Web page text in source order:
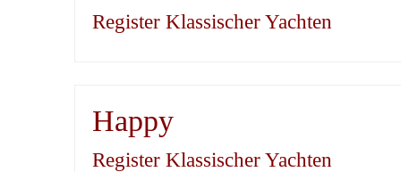
Register Klassischer Yachten
Happy
Register Klassischer Yachten